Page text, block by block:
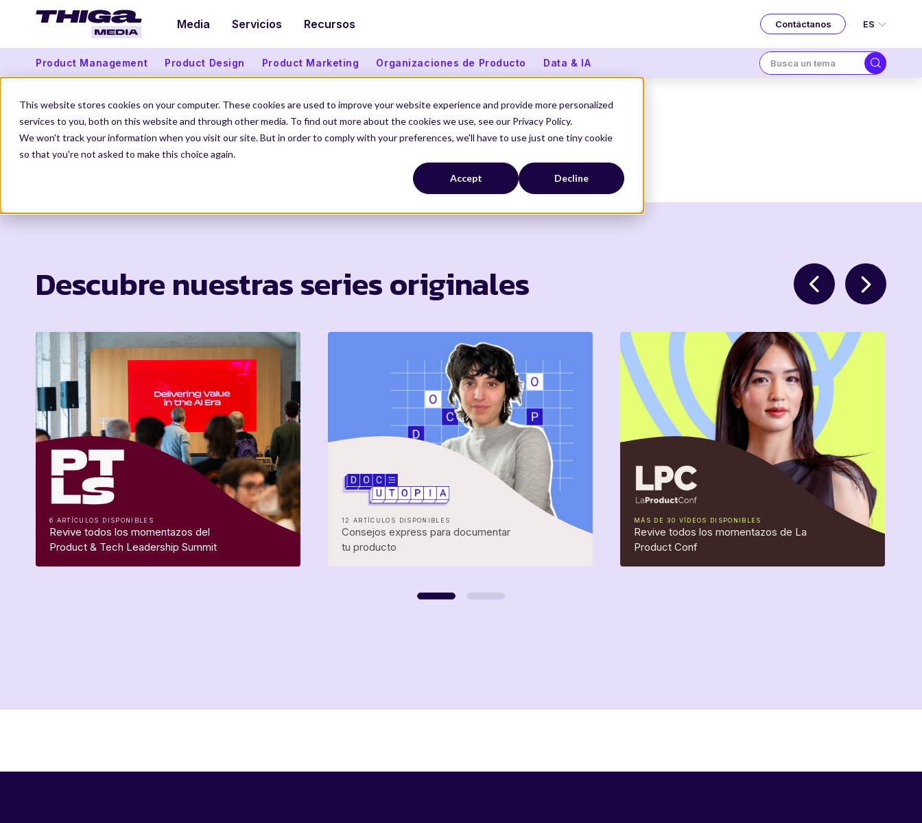
This website stores cookies on your computer. These cookies are used to improve your website experience and provide more personalized
services to you, both on this website and through other media. To find out more about the cookies we use, see our Privacy Policy.
We won't track your information when you visit our site. But in order to comply with your preferences, we'll have to use just one tiny cookie
so that you're not asked to make this choice again.
Accept Decline
Media Servicios Recursos Contáctanos ES
Product Management Product Design Product Marketing Organizaciones de Producto Data & IA
Comment mener une discovery efficace ?
4 ABR 2024 LEFFET PRODUIT
Descubre nuestras series originales
6 ARTÍCULOS DISPONIBLES
Revive todos los momentazos del
Product & Tech Leadership Summit
12 ARTÍCULOS DISPONIBLES
Consejos express para documentar
tu producto
MÁS DE 30 VÍDEOS DISPONIBLES
Revive todos los momentazos de La
Product Conf